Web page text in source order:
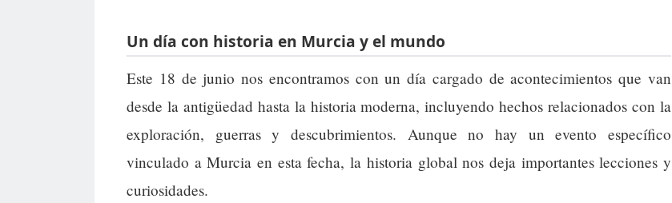
Un día con historia en Murcia y el mundo
Este 18 de junio nos encontramos con un día cargado de acontecimientos que van
desde la antigüedad hasta la historia moderna, incluyendo hechos relacionados con la
exploración, guerras y descubrimientos. Aunque no hay un evento específico
vinculado a Murcia en esta fecha, la historia global nos deja importantes lecciones y
curiosidades.